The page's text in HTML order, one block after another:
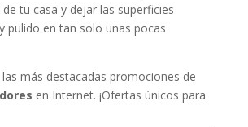
tu casa y dejar las superficies
pulido en tan solo unas pocas
más destacadas promociones de
en Internet. ¡Ofertas únicos para